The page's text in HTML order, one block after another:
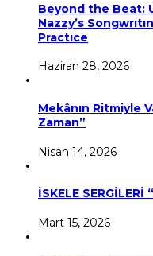
Beyond the Beat:
Nazzy’s
Practıce
Haziran 28, 2026
Mekânın Ritmiyle
Zaman”
Nisan 14, 2026
İSKELE SERGİLERİ
Mart 15, 2026